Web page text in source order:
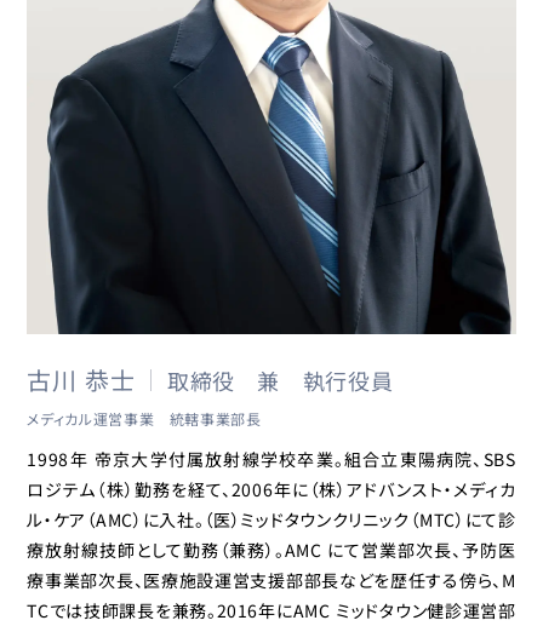
古川 恭士 取締役 兼 執行役員
メディカル運営事業 統轄事業部長
1998年 帝京大学付属放射線学校卒業。組合立東陽病院、SBS
ロジテム（株）勤務を経て、2006年に（株）アドバンスト・メディカ
ル・ケア（AMC）に入社。（医）ミッドタウンクリニック（MTC）にて診
療放射線技師として勤務（兼務）。AMC にて営業部次長、予防医
療事業部次長、医療施設運営支援部部長などを歴任する傍ら、M
TCでは技師課長を兼務。2016年にAMC ミッドタウン健診運営部